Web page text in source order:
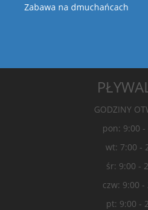
Zabawa na dmuchańcach
GODZINY
pon: 9:00 -
wt: 7:00 -
śr: 9:00 -
czw: 9:00 -
pt: 9:00 -